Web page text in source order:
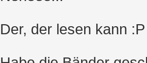
Der, der lesen kann